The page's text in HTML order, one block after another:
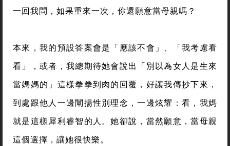
一回我問，如果重來一次，你還願意當母親嗎？
本來，我的預設答案會是「應該不會」、「我考慮看
看」，或者，我總期待她會說出「別以為女人是生來
當媽媽的」這樣拳拳到肉的回覆，好讓我傳抄下來，
到處跟他人一邊闡揚性別理念，一邊炫耀：看，我媽
就是這樣犀利睿智的人。她卻說，當然願意，當母親
這個選擇，讓她很快樂。